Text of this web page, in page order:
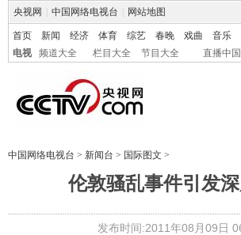
央视网 中国网络电视台 网站地图
首页 新闻 经济 体育 综艺 春晚 戏曲 音乐
电视
频道大全 栏目大全 节目大全 直播中国
中国网络电视台 > 新闻台 > 国际图文 >
伦敦骚乱事件引发
发布时间:2011年08月09日